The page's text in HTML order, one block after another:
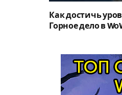
Как достичь
Горное дело в